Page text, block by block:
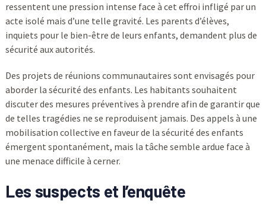
ressentent une pression intense face à cet effroi infligé par un
acte isolé mais d’une telle gravité. Les parents d’élèves,
inquiets pour le bien-être de leurs enfants, demandent plus de
sécurité aux autorités.
Des projets de réunions communautaires sont envisagés pour
aborder la sécurité des enfants. Les habitants souhaitent
discuter des mesures préventives à prendre afin de garantir que
de telles tragédies ne se reproduisent jamais. Des appels à une
mobilisation collective en faveur de la sécurité des enfants
émergent spontanément, mais la tâche semble ardue face à
une menace difficile à cerner.
Les suspects et l’enquête